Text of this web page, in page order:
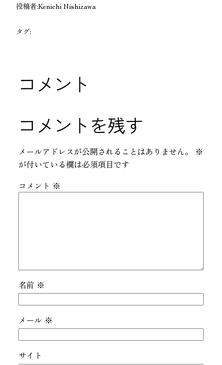
投稿者:Kenichi Nishizawa
タグ:
コメント
コメントを残す
メールアドレスが公開されることはありません。
※
が付いている欄は必須項目です
コメント ※
名前 ※
メール ※
サイト